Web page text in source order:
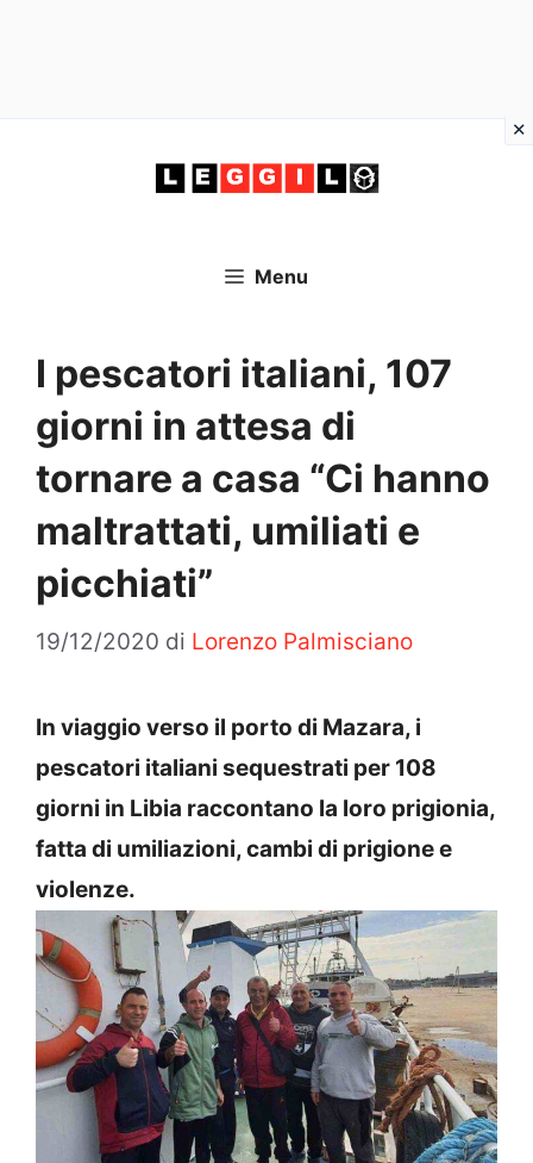
Menu
I pescatori italiani, 107
giorni in attesa di
tornare a casa “Ci hanno
maltrattati, umiliati e
picchiati”
19/12/2020 di Lorenzo Palmisciano
In viaggio verso il porto di Mazara, i
pescatori italiani sequestrati per 108
giorni in Libia raccontano la loro prigionia,
fatta di umiliazioni, cambi di prigione e
violenze.